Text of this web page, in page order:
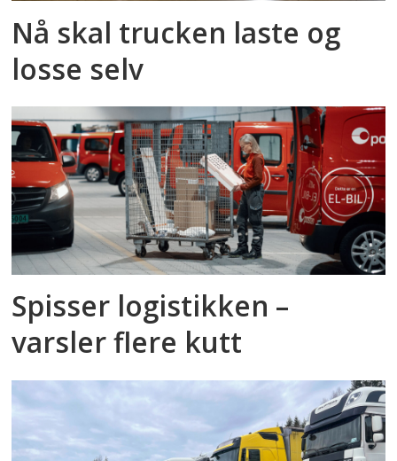
Nå skal trucken laste og
losse selv
Spisser logistikken –
varsler flere kutt